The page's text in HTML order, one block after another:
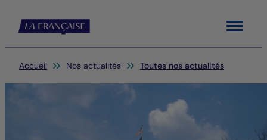
Menu
Vous êtes ici:
Accueil Nos actualités Toutes nos actualités